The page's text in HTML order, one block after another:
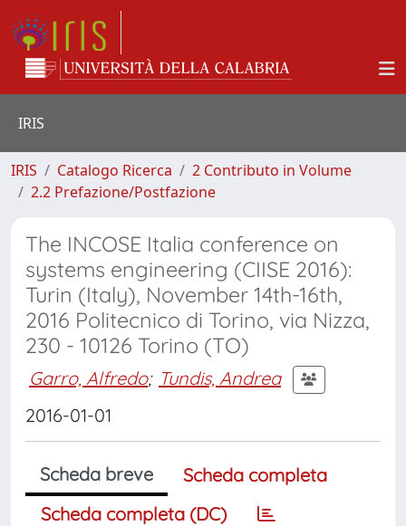
IRIS
IRIS Catalogo Ricerca
2 Contributo in Volume
2.2 Prefazione/Postfazione
The INCOSE Italia conference on
systems engineering (CIISE 2016):
Turin (Italy), November 14th-16th,
2016 Politecnico di Torino, via Nizza,
230 - 10126 Torino (TO)
Garro, Alfredo; Tundis, Andrea
2016-01-01
Scheda breve
Scheda completa
Scheda completa (DC)